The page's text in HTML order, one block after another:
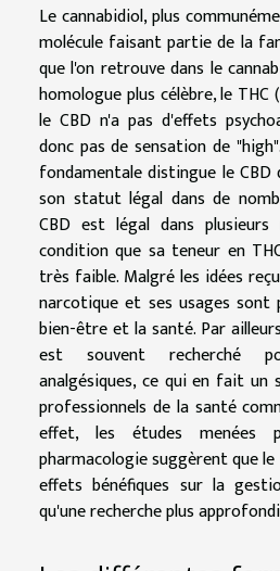
Le cannabidiol, plus
molécule faisant partie de la
que l'on retrouve dans le
homologue plus célèbre, le
le CBD n'a pas d'effets
donc pas de sensation de
fondamentale distingue le
son statut légal dans de
CBD est légal dans
condition que sa teneur en
très faible. Malgré les idées
narcotique et ses usages
bien-être et la santé. Par
est souvent recherché
analgésiques, ce qui en fait
professionnels de la santé
effet, les études menées
pharmacologie suggèrent que
effets bénéfiques sur la
qu'une recherche plus